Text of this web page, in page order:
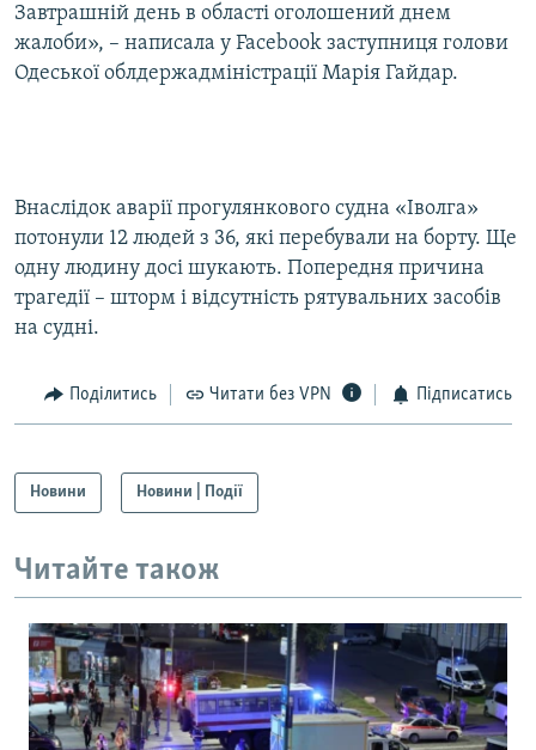
ПОДКАСТИ
КРИМ РЕАЛІЇ
КТАТ
ДОЛУЧАЙСЯ!
Усі сайти RFE/RL
Завтрашній день в області оголошений днем
жалоби», – написала у Facebook заступниця голови
Одеської облдержадміністрації Марія Гайдар.
Внаслідок аварії прогулянкового судна «Іволга»
потонули 12 людей з 36, які перебували на борту. Ще
одну людину досі шукають. Попередня причина
трагедії – шторм і відсутність рятувальних засобів
на судні.
Поділитись Читати без VPN Підписатись
Новини Новини | Події
Читайте також